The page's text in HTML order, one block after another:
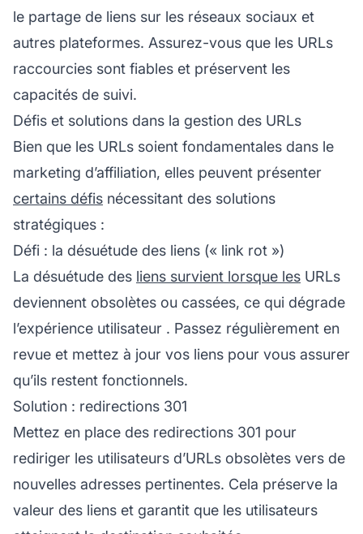
le partage de liens sur les réseaux sociaux et
autres plateformes. Assurez-vous que les URLs
raccourcies sont fiables et préservent les
capacités de suivi.
Défis et solutions dans la gestion des URLs
Bien que les URLs soient fondamentales dans le
marketing d’affiliation, elles peuvent présenter
certains défis nécessitant des solutions
stratégiques :
Défi : la désuétude des liens (« link rot »)
La désuétude des liens survient lorsque les URLs
deviennent obsolètes ou cassées, ce qui dégrade
l’expérience utilisateur . Passez régulièrement en
revue et mettez à jour vos liens pour vous assurer
qu’ils restent fonctionnels.
Solution : redirections 301
Mettez en place des redirections 301 pour
rediriger les utilisateurs d’URLs obsolètes vers de
nouvelles adresses pertinentes. Cela préserve la
valeur des liens et garantit que les utilisateurs